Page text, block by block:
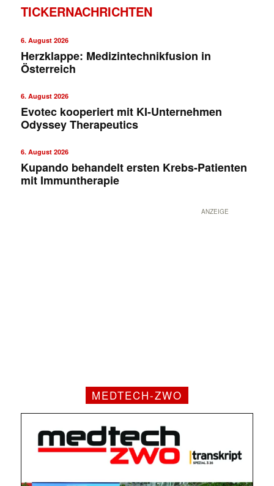
TICKERNACHRICHTEN
6. August 2026
Herzklappe: Medizintechnikfusion in
Österreich
6. August 2026
Evotec kooperiert mit KI-Unternehmen
Odyssey Therapeutics
6. August 2026
Kupando behandelt ersten Krebs-Patienten
mit Immuntherapie
ANZEIGE
MEDTECH-ZWO